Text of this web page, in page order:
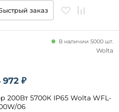
заказ
972 ₽
200Вт 5700К IP65 Wolta WFL-
06
В наличии 5000 шт.
Wolta